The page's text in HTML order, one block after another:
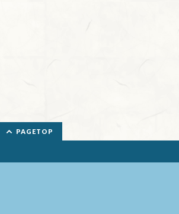
PAGETOP